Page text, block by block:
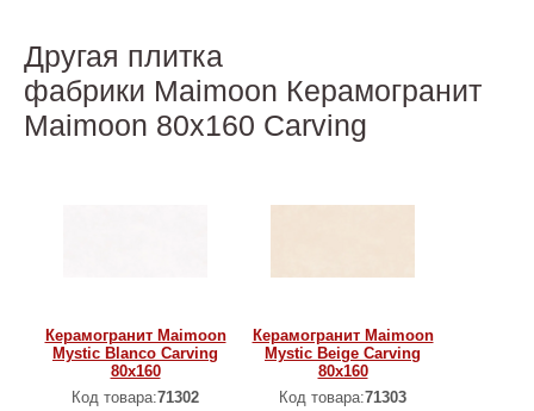
Другая плитка
фабрики Maimoon Керамогранит
Maimoon 80x160 Carving
Керамогранит Maimoon
Mystic Blanco Carving
80x160
Код товара:71302
Керамогранит Maimoon
Mystic Beige Carving
80x160
Код товара:71303